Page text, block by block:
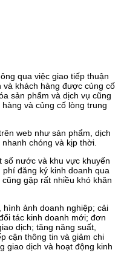
qua việc giao tiếp thuận
khách hàng được củng cố
sản phẩm và dịch vụ cũng
và củng cố lòng trung
web như sản phẩm, dịch
chóng và kịp thời.
số nước và khu vực khuyến
đăng ký kinh doanh qua
gặp rất nhiều khó khăn
hình ảnh doanh nghiệp; cải
tác kinh doanh mới; đơn
dịch; tăng năng suất,
cận thông tin và giảm chi
giao dịch và hoạt động kinh